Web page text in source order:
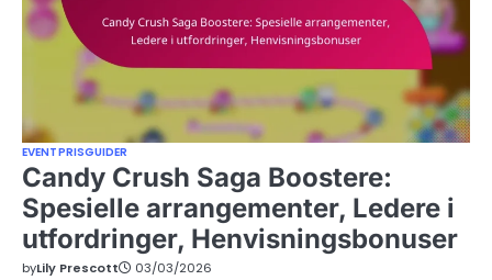
EVENTPRISGUIDER
Candy Crush Saga Boostere:
Spesielle arrangementer, Ledere i
utfordringer, Henvisningsbonuser
byLily Prescott 03/03/2026